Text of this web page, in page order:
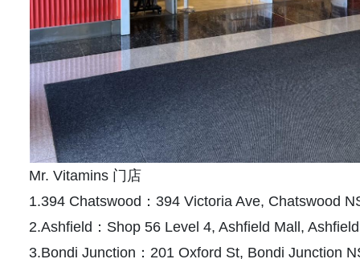
Mr. Vitamins 门店
1.394 Chatswood：394 Victoria Ave, Chatswood
2.Ashfield：Shop 56 Level 4, Ashfield Mall,
3.Bondi Junction：201 Oxford St, Bondi Junction